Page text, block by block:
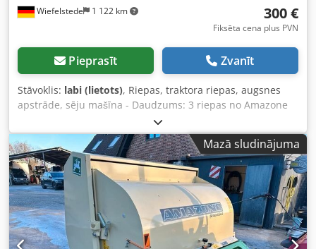
Wiefelstede 1 122 km 300 €
Fiksēta cena plus PVN
Pieprasīt Zvanīt
Stāvoklis: labi (lietots), Riepas, traktora riepas, augsnes
apstrāde, sēju mašīna - Daudzums: 3 riepas no Amazone
sējmašīnas - Riepu izmērs Crsdjb A E Ufspfx Anisf -
Rumba: Ø 40 mm - Izmērs: Ø 750 - Komplektcena: par 3
riepām - Svars: 51 kg/gab.
Mazā sludinājuma